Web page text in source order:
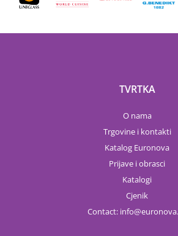
TVRTKA
O nama
Trgovine i kontakti
Katalog Euronova
Prijave i obrasci
Katalogi
Cjenik
Contact: info